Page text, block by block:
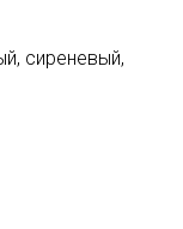
сиреневый,